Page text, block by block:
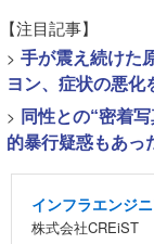
【注目記事】
> 手が震え続けた
ヨン、症状の悪化
> 同性との“密着
的暴行疑惑もあっ
インフラエンジ
株式会社CREiST